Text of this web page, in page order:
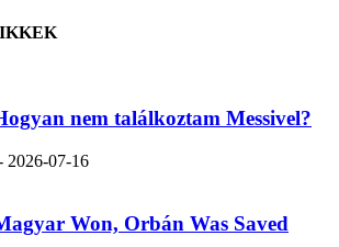
nem találkoztam Messivel?
2026-07-16
Won, Orbán Was Saved